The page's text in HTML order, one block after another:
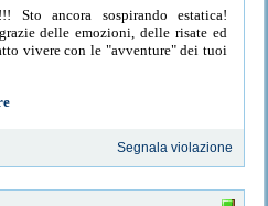
Sto ancora sospirando estatica!
delle emozioni, delle risate ed
vivere con le "avventure" dei tuoi
Segnala violazione